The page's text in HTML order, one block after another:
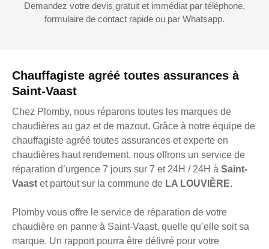
Chauffagiste agréé toutes assurances à
Saint-Vaast
Chez Plomby, nous réparons toutes les marques de
chaudières au gaz et de mazout. Grâce à notre équipe de
chauffagiste agréé toutes assurances et experte en
chaudières haut rendement, nous offrons un service de
réparation d’urgence 7 jours sur 7 et 24H / 24H à Saint-
Vaast et partout sur la commune de LA LOUVIÈRE.
Plomby vous offre le service de réparation de votre
chaudière en panne à Saint-Vaast, quelle qu’elle soit sa
marque. Un rapport pourra être délivré pour votre
Demandez votre devis gratuit et immédiat par téléphone,
formulaire de contact rapide ou par Whatsapp.